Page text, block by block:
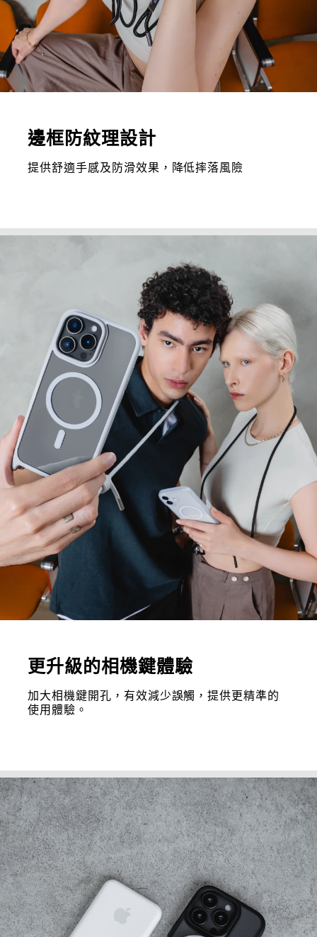
邊框防紋理設計
提供舒適手感及防滑效果，降低摔落風險
更升級的相機鍵體驗
加大相機鍵開孔，有效減少誤觸，提供更精準的
使用體驗。